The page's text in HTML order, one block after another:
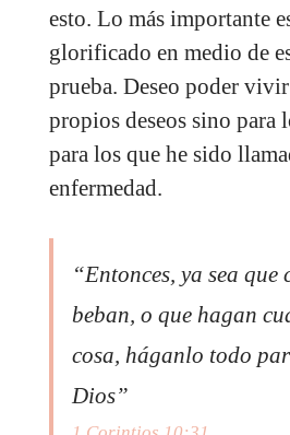
esto. Lo más importante
glorificado en medio de
prueba. Deseo poder
propios deseos sino para
para los que he sido
enfermedad.
“Entonces, ya sea que
beban, o que hagan
cosa, háganlo todo
Dios”